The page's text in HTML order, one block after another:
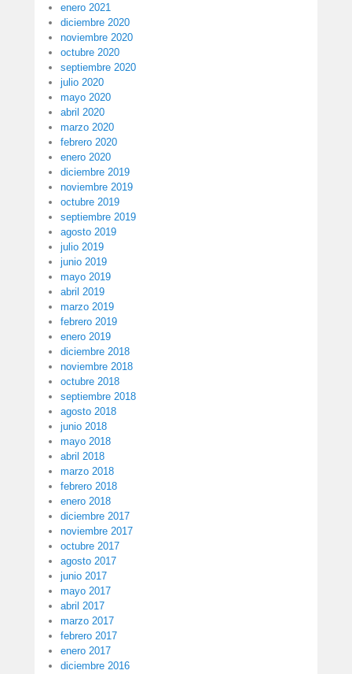
enero 2021
diciembre 2020
noviembre 2020
octubre 2020
septiembre 2020
julio 2020
mayo 2020
abril 2020
marzo 2020
febrero 2020
enero 2020
diciembre 2019
noviembre 2019
octubre 2019
septiembre 2019
agosto 2019
julio 2019
junio 2019
mayo 2019
abril 2019
marzo 2019
febrero 2019
enero 2019
diciembre 2018
noviembre 2018
octubre 2018
septiembre 2018
agosto 2018
junio 2018
mayo 2018
abril 2018
marzo 2018
febrero 2018
enero 2018
diciembre 2017
noviembre 2017
octubre 2017
agosto 2017
junio 2017
mayo 2017
abril 2017
marzo 2017
febrero 2017
enero 2017
diciembre 2016